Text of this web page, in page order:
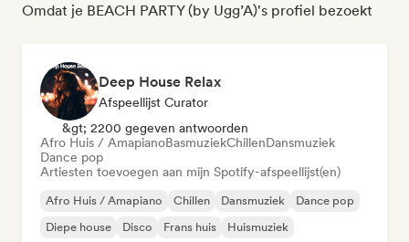
Omdat je BEACH PARTY (by Ugg’A)'s profiel bezoekt
Deep House Relax
Afspeellijst Curator
&gt; 2200 gegeven antwoorden
Afro Huis / AmapianoBasmuziekChillenDansmuziek
Dance pop
Artiesten toevoegen aan mijn Spotify-afspeellijst(en)
Afro Huis / Amapiano Chillen Dansmuziek
Dance pop
Diepe house
Disco Frans huis Huismuziek